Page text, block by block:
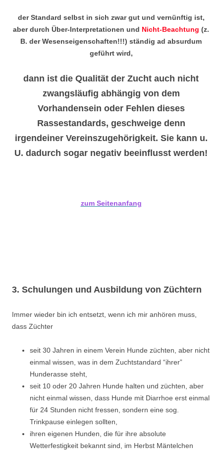
der Standard selbst in sich zwar gut und vernünftig ist,
aber durch Über-Interpretationen und Nicht-Beachtung (z.
B. der Wesenseigenschaften!!!) ständig ad absurdum
geführt wird,
dann ist die Qualität der Zucht auch nicht
zwangsläufig abhängig von dem
Vorhandensein oder Fehlen dieses
Rassestandards, geschweige denn
irgendeiner Vereinszugehörigkeit. Sie kann u.
U. dadurch sogar negativ beeinflusst werden!
zum Seitenanfang
3. Schulungen und Ausbildung von Züchtern
Immer wieder bin ich entsetzt, wenn ich mir anhören muss,
dass Züchter
seit 30 Jahren in einem Verein Hunde züchten, aber nicht
einmal wissen, was in dem Zuchtstandard “ihrer”
Hunderasse steht,
seit 10 oder 20 Jahren Hunde halten und züchten, aber
nicht einmal wissen, dass Hunde mit Diarrhoe erst einmal
für 24 Stunden nicht fressen, sondern eine sog.
Trinkpause einlegen sollten,
ihren eigenen Hunden, die für ihre absolute
Wetterfestigkeit bekannt sind, im Herbst Mäntelchen